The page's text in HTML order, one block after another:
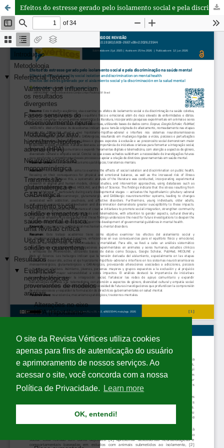
O site da Revista Vértices utiliza cookies
apenas para fins de autenticação do usuário
e aprimoramento de nossos serviços. Ao
acessar o site, você concorda com a nossa
Política de Privacidade.
Learn more
OK, entendi!
Efeitos do estresse gerado pelo isolamento social e pela discriminação na saúde mental